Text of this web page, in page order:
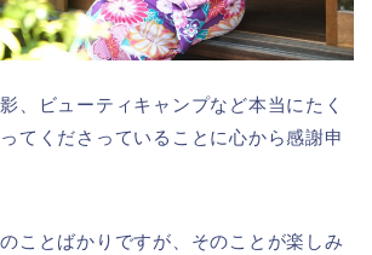
、ビューティキャンプなど本当にたく
てくださっていることに心から感謝申
ことばかりですが、そのことが楽しみ